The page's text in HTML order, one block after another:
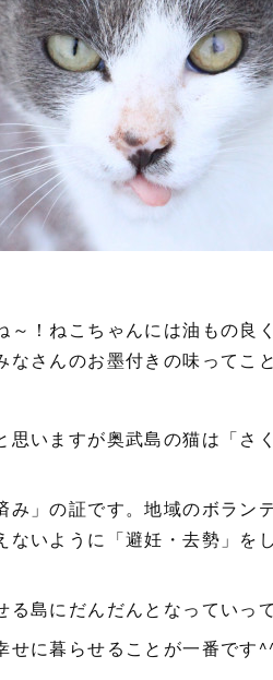
！ねこちゃんには油もの良
さんのお墨付きの味ってこ
思いますが奥武島の猫は「さ
み」の証です。地域のボラン
ないように「避妊・去勢」を
島にだんだんとなっていっ
せに暮らせることが一番です